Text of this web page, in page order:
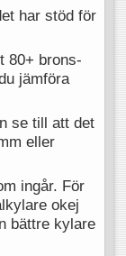
har stöd för
80+ brons-
jämföra
se till att det
eller
ingår. För
okej
bättre kylare